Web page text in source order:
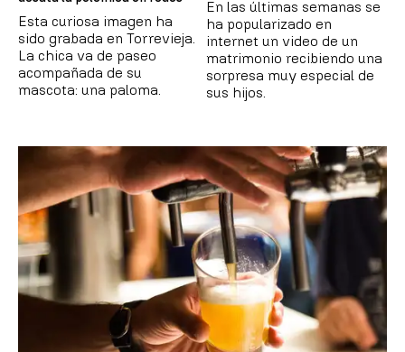
Esta curiosa imagen ha
sido grabada en Torrevieja.
La chica va de paseo
acompañada de su
mascota: una paloma.
En las últimas semanas se
ha popularizado en
internet un video de un
matrimonio recibiendo una
sorpresa muy especial de
sus hijos.